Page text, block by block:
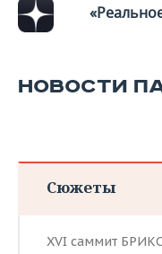
НОВОСТИ
Сюжеты
XVI саммит